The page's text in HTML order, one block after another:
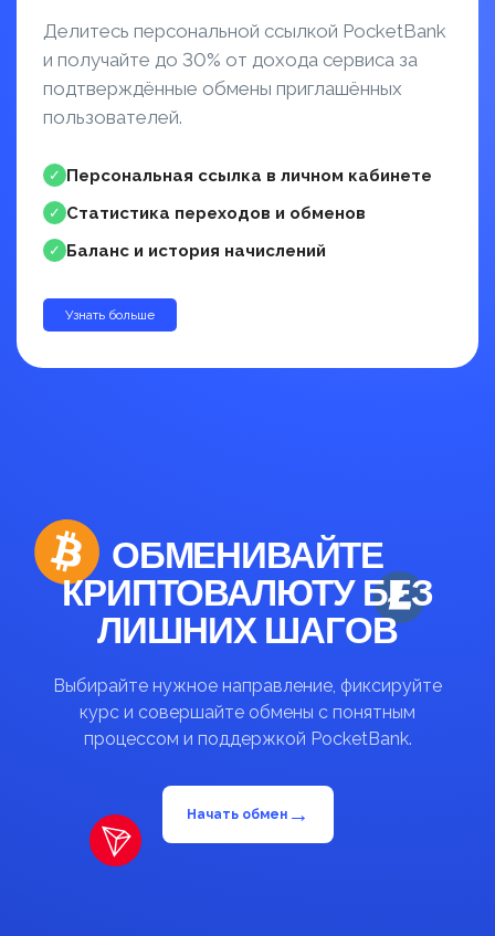
Делитесь персональной ссылкой PocketBank
и получайте до 30% от дохода сервиса за
подтверждённые обмены приглашённых
пользователей.
✓ Персональная ссылка в личном кабинете
✓ Статистика переходов и обменов
✓ Баланс и история начислений
Узнать больше
ОБМЕНИВАЙТЕ
КРИПТОВАЛЮТУ БЕЗ
ЛИШНИХ ШАГОВ
Выбирайте нужное направление, фиксируйте
курс и совершайте обмены с понятным
процессом и поддержкой PocketBank.
Начать обмен→